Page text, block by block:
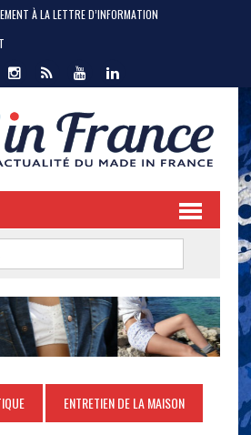
À LA LETTRE D’INFORMATION
ENTRETIEN DE LA MAISON